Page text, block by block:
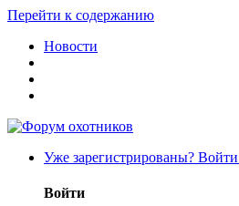
Перейти к содержанию
Новости
Уже зарегистрированы? Войти
Войти